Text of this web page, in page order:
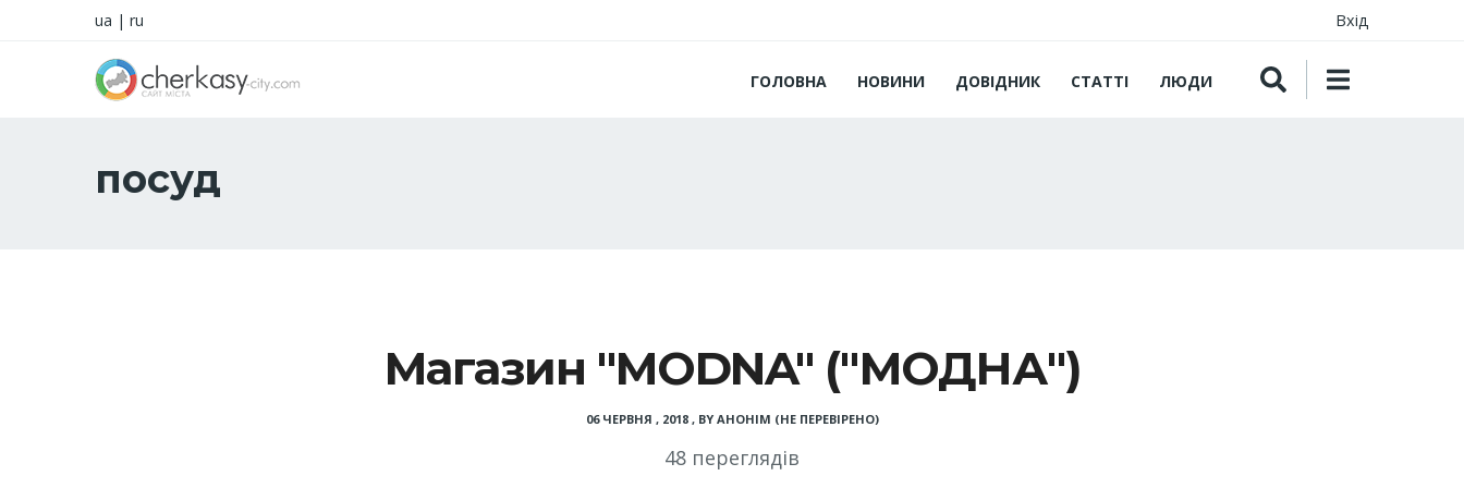
ua | ru Вхід
ГОЛОВНА НОВИНИ ДОВІДНИК СТАТТІ ЛЮДИ
посуд
Магазин "MODNA" ("МОДНА")
06 ЧЕРВНЯ , 2018, BY АНОНІМ (НЕ ПЕРЕВІРЕНО)
48 переглядів